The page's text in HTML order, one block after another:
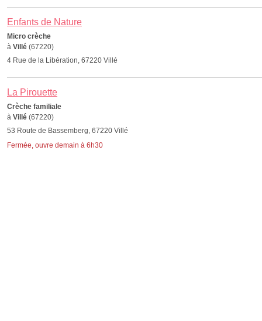
Enfants de Nature
Micro crèche
à Villé (67220)
4 Rue de la Libération, 67220 Villé
La Pirouette
Crèche familiale
à Villé (67220)
53 Route de Bassemberg, 67220 Villé
Fermée, ouvre demain à 6h30